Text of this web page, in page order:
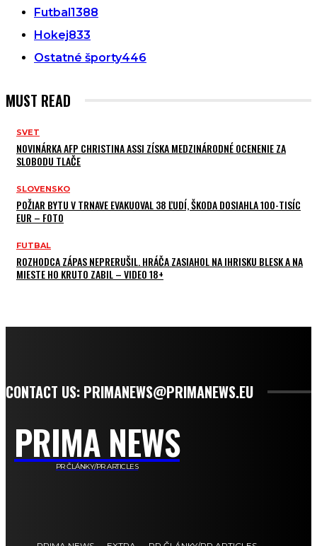
Futbal1388
Hokej833
Ostatné športy446
MUST READ
SVET
NOVINÁRKA AFP CHRISTINA ASSI ZÍSKA MEDZINÁRODNÉ OCENENIE ZA
SLOBODU TLAČE
SLOVENSKO
POŽIAR BYTU V TRNAVE EVAKUOVAL 38 ĽUDÍ, ŠKODA DOSIAHLA 100-TISÍC
EUR – FOTO
FUTBAL
ROZHODCA ZÁPAS NEPRERUŠIL. HRÁČA ZASIAHOL NA IHRISKU BLESK A NA
MIESTE HO KRUTO ZABIL – VIDEO 18+
CONTACT US: PRIMANEWS@PRIMANEWS.EU
PRIMA NEWS
PR ČLÁNKY/PR ARTICLES